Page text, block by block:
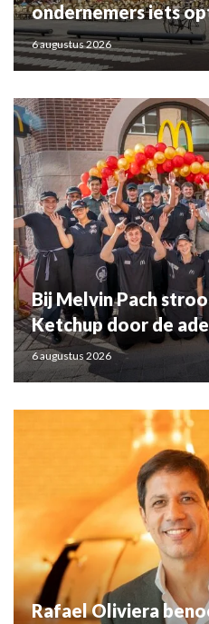
ondernemers iets
6 augustus 2026
Bij Melvin Pach
Ketchup door de
6 augustus 2026
Rafael Oliviera